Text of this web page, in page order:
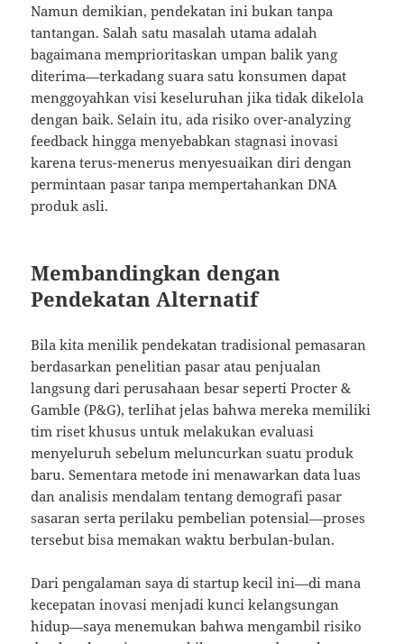
Namun demikian, pendekatan ini bukan tanpa
tantangan. Salah satu masalah utama adalah
bagaimana memprioritaskan umpan balik yang
diterima—terkadang suara satu konsumen dapat
menggoyahkan visi keseluruhan jika tidak dikelola
dengan baik. Selain itu, ada risiko over-analyzing
feedback hingga menyebabkan stagnasi inovasi
karena terus-menerus menyesuaikan diri dengan
permintaan pasar tanpa mempertahankan DNA
produk asli.
Membandingkan dengan
Pendekatan Alternatif
Bila kita menilik pendekatan tradisional pemasaran
berdasarkan penelitian pasar atau penjualan
langsung dari perusahaan besar seperti Procter &
Gamble (P&G), terlihat jelas bahwa mereka memiliki
tim riset khusus untuk melakukan evaluasi
menyeluruh sebelum meluncurkan suatu produk
baru. Sementara metode ini menawarkan data luas
dan analisis mendalam tentang demografi pasar
sasaran serta perilaku pembelian potensial—proses
tersebut bisa memakan waktu berbulan-bulan.
Dari pengalaman saya di startup kecil ini—di mana
kecepatan inovasi menjadi kunci kelangsungan
hidup—saya menemukan bahwa mengambil risiko